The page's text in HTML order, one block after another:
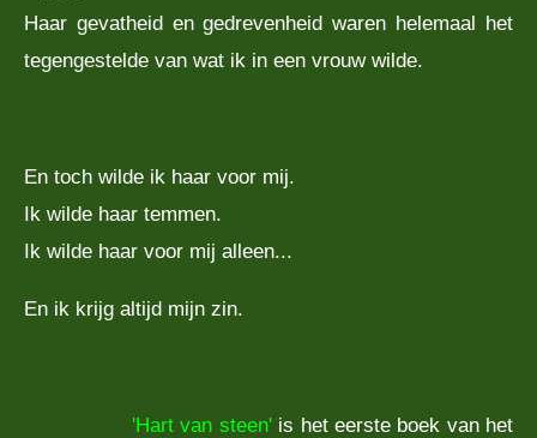
Haar gevatheid en gedrevenheid waren helemaal het
tegengestelde van wat ik in een vrouw wilde.
En toch wilde ik haar voor mij.
Ik wilde haar temmen.
Ik wilde haar voor mij alleen...
En ik krijg altijd mijn zin.
'Hart van steen'is het eerste boek van het